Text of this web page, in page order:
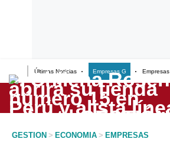
Últimas Noticias Empresas G Empresas
Lo último
Peru Quiosco
GESTION > ECONOMIA > EMPRESAS